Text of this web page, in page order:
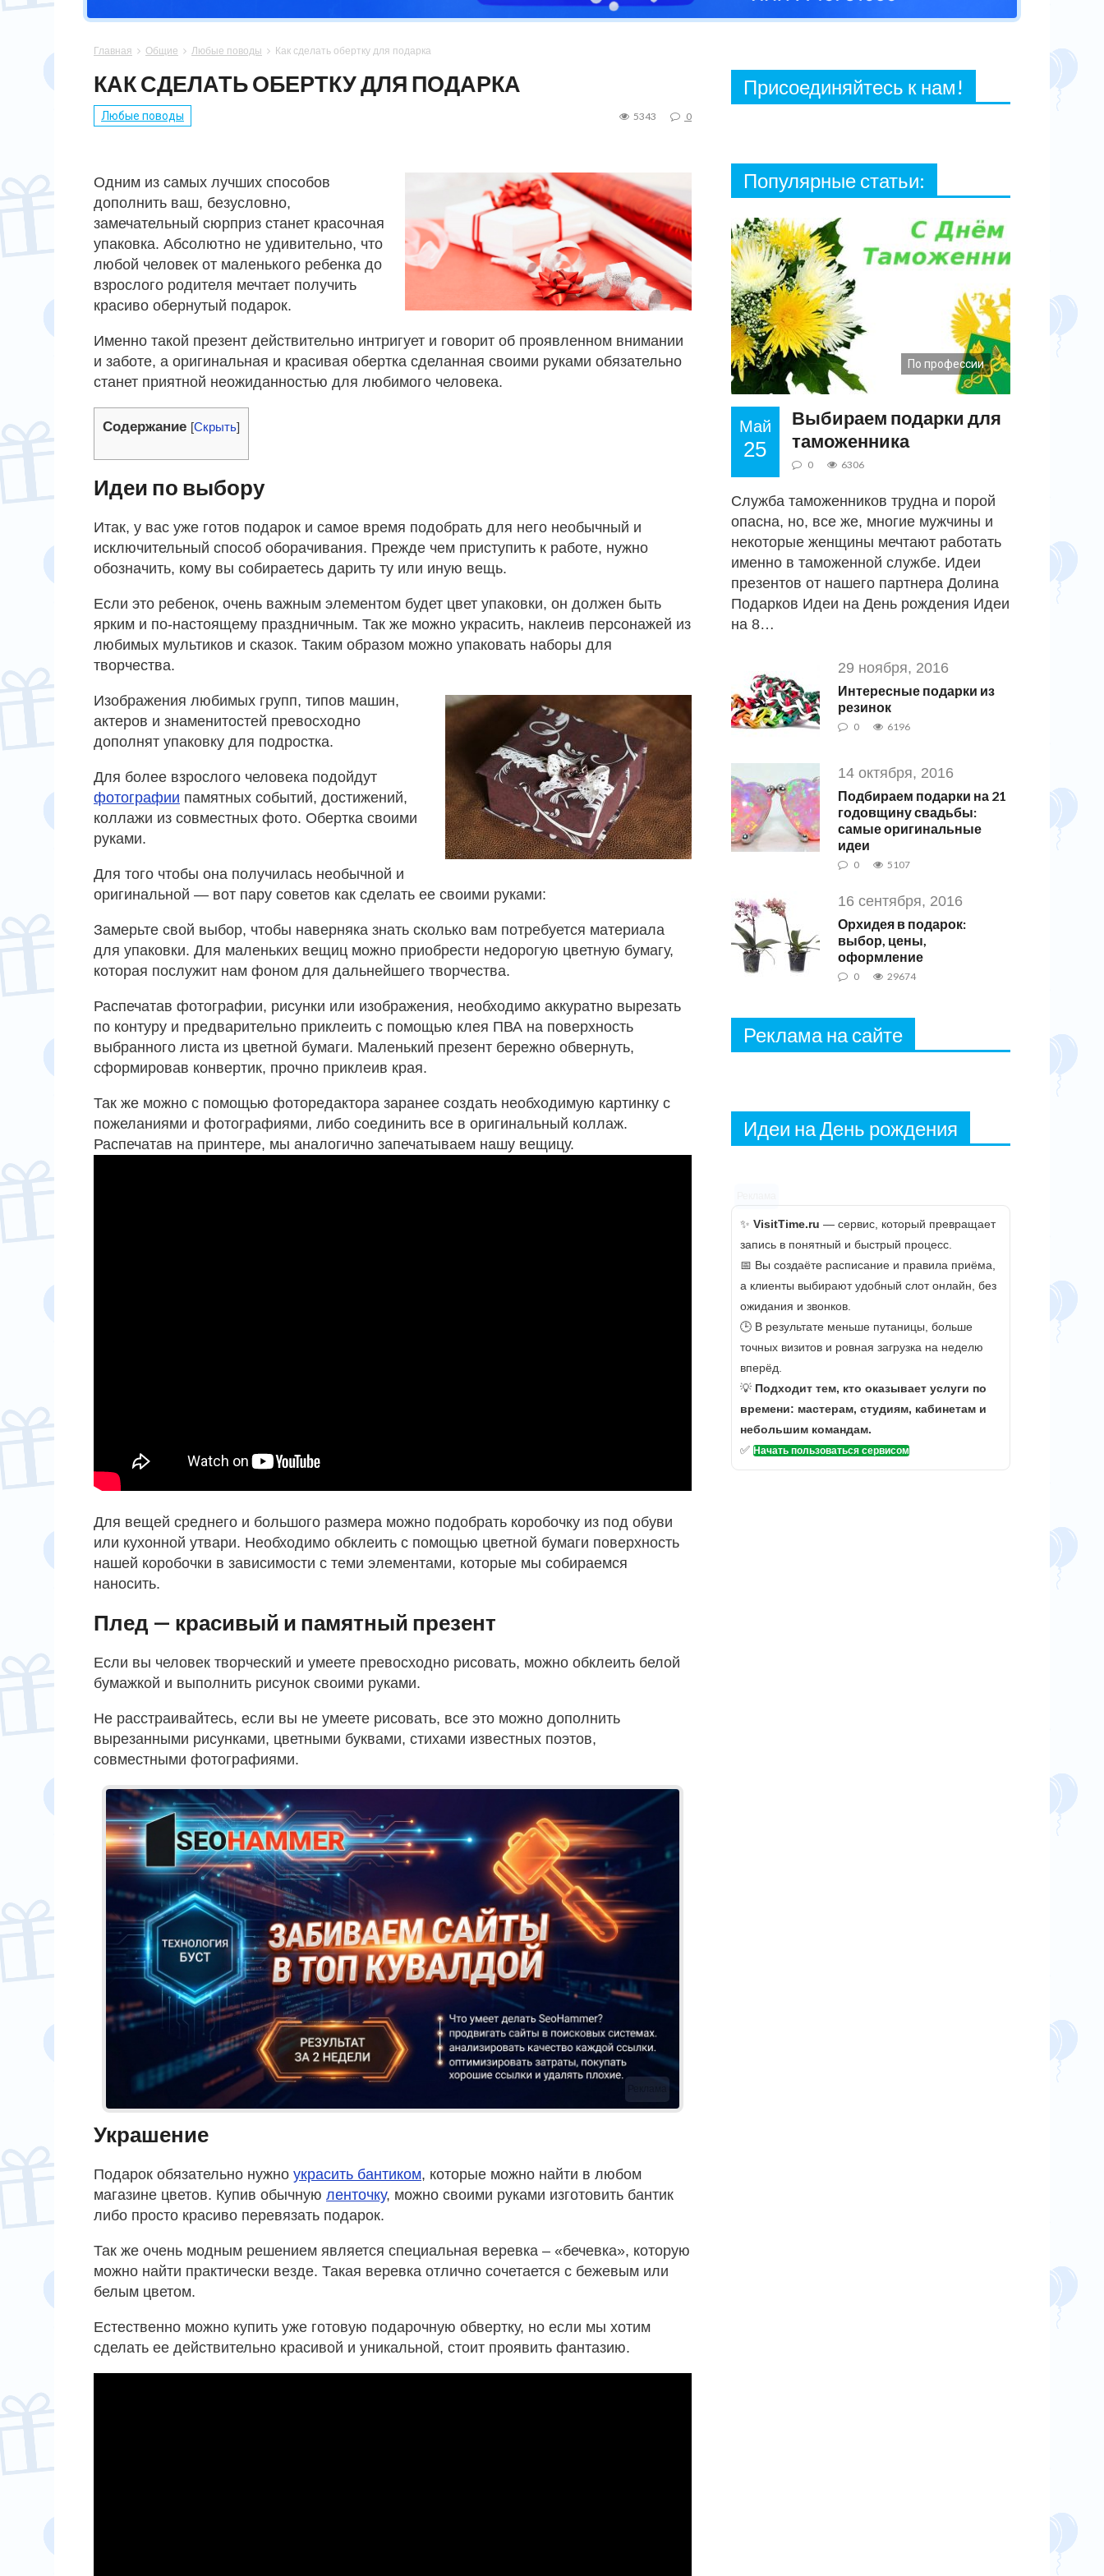
СПОРТСМЕНУ
27 ФЕВРАЛЯ, 2021
МАМЕ
ПОДРУГЕ
ПАПЕ
СЫНУ
ПАСХА
ЮБИЛЕЙ
Главная  Общие  Любые поводы  Как сделать обертку для подарка
КАК СДЕЛАТЬ ОБЕРТКУ ДЛЯ ПОДАРКА
Любые поводы 5343 0
Одним из самых лучших способов
дополнить ваш, безусловно,
замечательный сюрприз станет красочная
упаковка. Абсолютно не удивительно, что
любой человек от маленького ребенка до
взрослого родителя мечтает получить
красиво обернутый подарок.
Именно такой презент действительно интригует и говорит об проявленном внимании
и заботе, а оригинальная и красивая обертка сделанная своими руками обязательно
станет приятной неожиданностью для любимого человека.
Содержание [Скрыть]
Идеи по выбору
Итак, у вас уже готов подарок и самое время подобрать для него необычный и
исключительный способ оборачивания. Прежде чем приступить к работе, нужно
обозначить, кому вы собираетесь дарить ту или иную вещь.
Если это ребенок, очень важным элементом будет цвет упаковки, он должен быть
ярким и по-настоящему праздничным. Так же можно украсить, наклеив персонажей из
любимых мультиков и сказок. Таким образом можно упаковать наборы для
творчества.
Изображения любимых групп, типов машин,
актеров и знаменитостей превосходно
дополнят упаковку для подростка.
Для более взрослого человека подойдут
фотографии памятных событий, достижений,
коллажи из совместных фото. Обертка своими
руками.
Для того чтобы она получилась необычной и
оригинальной — вот пару советов как сделать ее своими руками:
Замерьте свой выбор, чтобы наверняка знать сколько вам потребуется материала
для упаковки. Для маленьких вещиц можно приобрести недорогую цветную бумагу,
которая послужит нам фоном для дальнейшего творчества.
Распечатав фотографии, рисунки или изображения, необходимо аккуратно вырезать
по контуру и предварительно приклеить с помощью клея ПВА на поверхность
выбранного листа из цветной бумаги. Маленький презент бережно обвернуть,
сформировав конвертик, прочно приклеив края.
Так же можно с помощью фоторедактора заранее создать необходимую картинку с
пожеланиями и фотографиями, либо соединить все в оригинальный коллаж.
Распечатав на принтере, мы аналогично запечатываем нашу вещицу.
Для вещей среднего и большого размера можно подобрать коробочку из под обуви
или кухонной утвари. Необходимо обклеить с помощью цветной бумаги поверхность
нашей коробочки в зависимости с теми элементами, которые мы собираемся
наносить.
Плед — красивый и памятный презент
Если вы человек творческий и умеете превосходно рисовать, можно обклеить белой
бумажкой и выполнить рисунок своими руками.
Не расстраивайтесь, если вы не умеете рисовать, все это можно дополнить
вырезанными рисунками, цветными буквами, стихами известных поэтов,
совместными фотографиями.
Украшение
Подарок обязательно нужно украсить бантиком, которые можно найти в любом
магазине цветов. Купив обычную ленточку, можно своими руками изготовить бантик
либо просто красиво перевязать подарок.
Так же очень модным решением является специальная веревка – «бечевка», которую
можно найти практически везде. Такая веревка отлично сочетается с бежевым или
белым цветом.
Естественно можно купить уже готовую подарочную обвертку, но если мы хотим
сделать ее действительно красивой и уникальной, стоит проявить фантазию.
Присоединяйтесь к нам!
Популярные статьи:
По профессии
Май
25
Выбираем подарки для
таможенника
0 6306
Служба таможенников трудна и порой
опасна, но, все же, многие мужчины и
некоторые женщины мечтают работать
именно в таможенной службе. Идеи
презентов от нашего партнера Долина
Подарков Идеи на День рождения Идеи
на 8…
29 ноября, 2016
Интересные подарки из
резинок
0 6196
14 октября, 2016
Подбираем подарки на 21
годовщину свадьбы:
самые оригинальные
идеи
0 5107
16 сентября, 2016
Орхидея в подарок:
выбор, цены,
оформление
0 29674
Реклама на сайте
Идеи на День рождения
✨ VisitTime.ru — сервис, который превращает
запись в понятный и быстрый процесс.
📅 Вы создаёте расписание и правила приёма,
а клиенты выбирают удобный слот онлайн, без
ожидания и звонков.
🕒 В результате меньше путаницы, больше
точных визитов и ровная загрузка на неделю
вперёд.
💡 Подходит тем, кто оказывает услуги по
времени: мастерам, студиям, кабинетам и
небольшим командам.
✅ Начать пользоваться сервисом